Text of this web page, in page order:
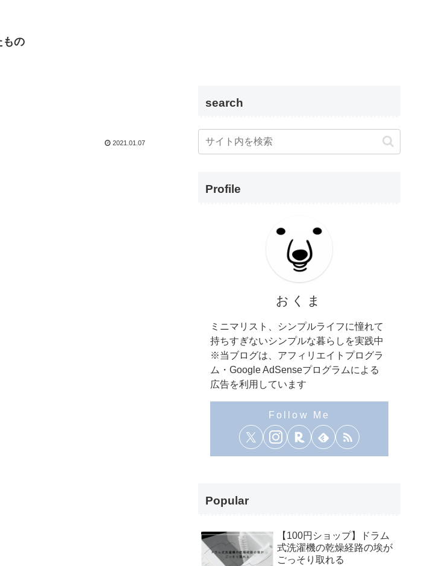
もの
2021.01.07
search
Profile
おくま
ミニマリスト、シンプルライフに憧れて
持ちすぎないシンプルな暮らしを実践中
※当ブログは、アフィリエイトプログラ
ム・Google AdSenseプログラムによる
広告を利用しています
Popular
【100円ショップ】ドラム
式洗濯機の乾燥経路の埃が
ごっそり取れる